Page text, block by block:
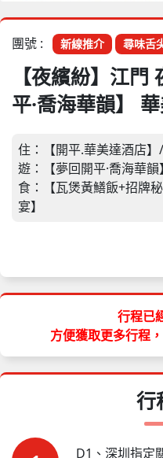
團號 : 新線推介 尋味舌
【夜繽紛】江
平·喬海華韻】
住：【開平.華美達酒店】
遊：【夢回開平·喬海華韻
食：【瓦煲黃鱔飯+招牌
宴】
行程已
方便獲取更多行程
行
D1、深圳指